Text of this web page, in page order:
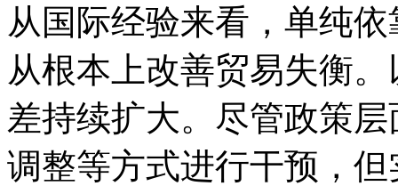
从国际经验来看，单纯
从根本上改善贸易失衡
差持续扩大。尽管政策
调整等方式进行干预，